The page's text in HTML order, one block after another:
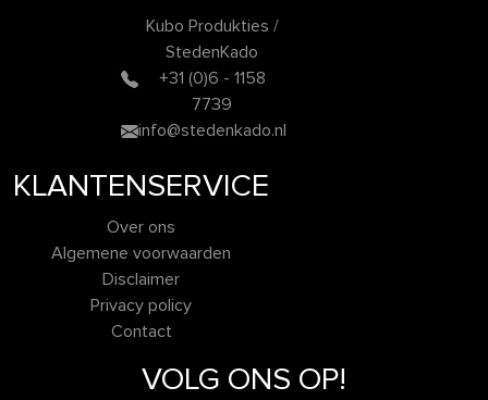
Kubo Produkties /
StedenKado
+31 (0)6 - 1158
7739
info@stedenkado.nl
KLANTENSERVICE
Over ons
Algemene voorwaarden
Disclaimer
Privacy policy
Contact
VOLG ONS OP!